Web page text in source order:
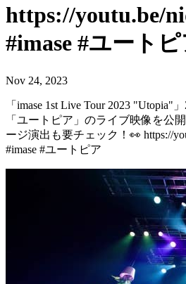
https://youtu.be/
#imase #ユート
Nov 24, 2023
「imase 1st Live Tour 2023 "Utopia"
「ユートピア」のライブ映像を公
ージ演出も要チェック！👀 https://
#imase #ユートピア